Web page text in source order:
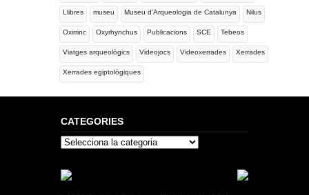
Llibres museu Museu d'Arqueologia de Catalunya Nilus
Oxirrinc Oxyrhynchus Publicacions SCE Tebeos
Viatges arqueològics Videojocs Videoxerrades Xerrades
Xerrades egiptològiques
CATEGORIES
Categories